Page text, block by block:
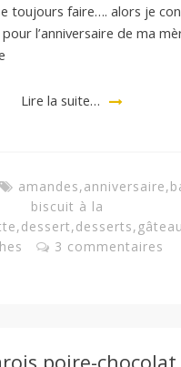
toujours faire…. alors je
l’anniversaire de ma
Lire la suite…
amandes,anniversaire,
biscuit à la
,dessert,desserts, gâteau
3 commentaires